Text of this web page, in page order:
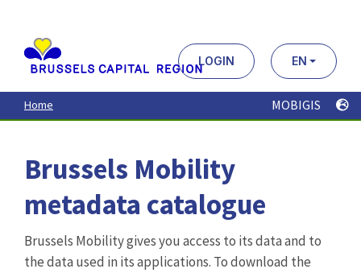
contenu
principal
LOGIN EN
Home MOBIGIS
Brussels Mobility
metadata catalogue
Brussels Mobility gives you access to its data and to
the data used in its applications. To download the